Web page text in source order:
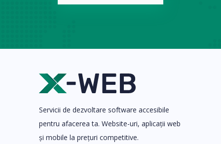
Servicii de dezvoltare software accesibile
pentru afacerea ta. Website-uri, aplicații web
și mobile la prețuri competitive.